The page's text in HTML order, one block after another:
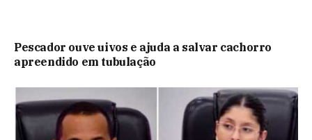
Pescador ouve uivos e ajuda a salvar cachorro
apreendido em tubulação